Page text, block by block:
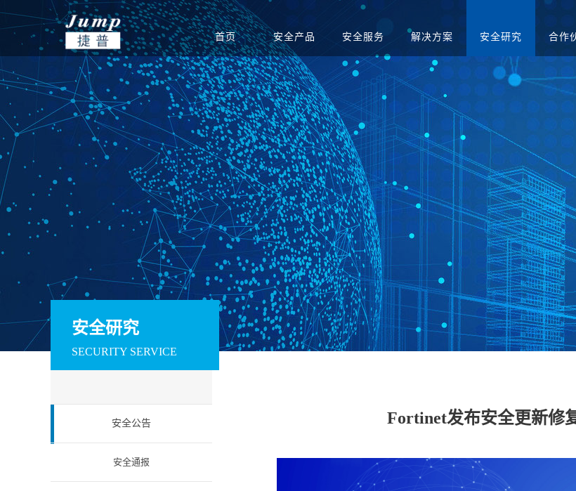
首页 安全产品
基础安全
运营安全
安全态势分析与协同
指挥平台
安全态势分析与管理
平台
信息安全集中管理系
统
日志审计平台
边界安全
防火墙 SD-WAN 双向/单向/视频网闸 入侵防御系统 病毒威胁防护系统
安全检测
入侵检测系统 高级威胁监测系统 病毒威胁预警系统 信息审计
应用安全
上网行为审计系统 应用交付系统 WEB应用防火墙 网页防篡改 服务器群组防护系统
终端威胁防御（防病
毒）系统
网络安全准入系统 主机监控与审计系统
电子文档打印与刻录
存储介质消除系统
安全教育
训系统
网络空间安全对抗竞
网络空间安全综合靶
场系统
数据安全
安全运维管理系统
数据库审计与风险
工业互联网安全
工控网络监测审计
工控主机安全卫士 工控安全评估
安全服务
信创集成服务 网站安全监测 重保安全保障 应急演练服务 渗透测试服务 安全运营服务
驻场运维服务 定期巡检服务 等级保护服务 合规咨询服务 安全培训服务
解决方案
政府 教育 电力能源 医疗 智慧矿山 运营商
安全研究
安全公告
安全通报
威胁预警
安全团队
合作
渠道政策 渠道体系
捷普安全学院 产品生命周期公告 软件升级 售后服务
公司介绍
创新团队
创新实力
新闻中心
公司新闻
签约新闻
联系我们
集团总部
分支机构
人才招聘
社会招聘
校园招聘
安全研究
SECURITY SERVICE
安全公告
安全通报
Fortinet发布安全更新修